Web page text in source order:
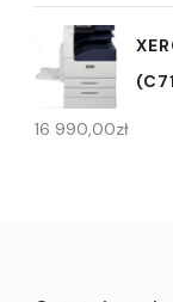
16 990,00zł